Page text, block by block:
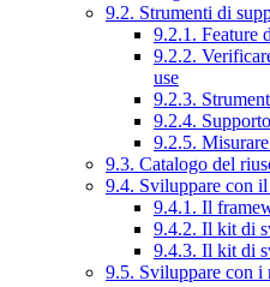
9.2. Strumenti di
9.2.1. Feature
9.2.2.
use
9.2.3.
9.2.4.
9.2.5.
9.3. Catalogo del
9.4. Sviluppare con
9.4.1. Il
9.4.2. Il kit di
9.4.3. Il kit di
9.5. Sviluppare con i